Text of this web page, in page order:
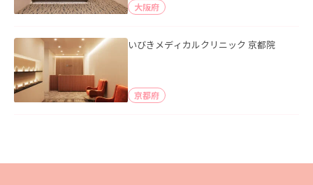
大阪府
いびきメディカルクリニック 京都院
京都府